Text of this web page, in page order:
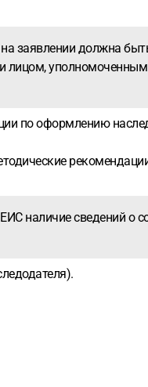
заявлении должна
лицом,
по оформлению
наличие сведений о